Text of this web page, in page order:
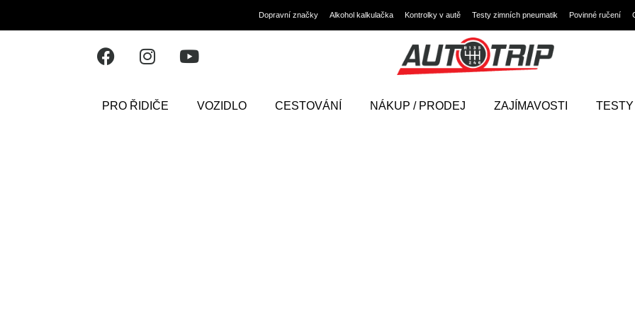
Dopravní značky Alkohol kalkulačka Kontrolky v autě Testy zimních pneumatik Povinné ručení
PRO ŘIDIČE VOZIDLO CESTOVÁNÍ NÁKUP / PRODEJ ZAJÍMAVOSTI TESTY